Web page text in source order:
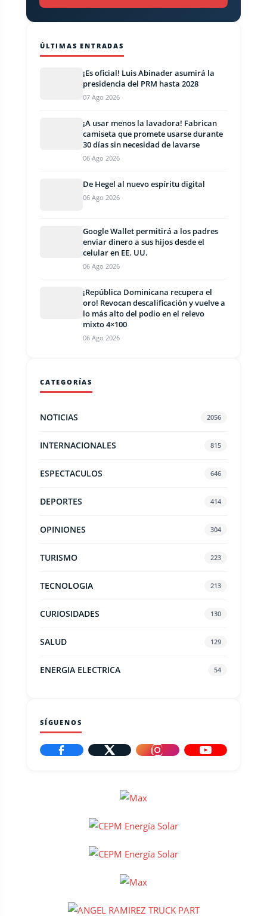
ÚLTIMAS ENTRADAS
¡Es oficial! Luis Abinader asumirá la
presidencia del PRM hasta 2028
07 Ago 2026
¡A usar menos la lavadora! Fabrican
camiseta que promete usarse durante
30 días sin necesidad de lavarse
06 Ago 2026
De Hegel al nuevo espíritu digital
06 Ago 2026
Google Wallet permitirá a los padres
enviar dinero a sus hijos desde el
celular en EE. UU.
06 Ago 2026
¡República Dominicana recupera el
oro! Revocan descalificación y vuelve a
lo más alto del podio en el relevo
mixto 4×100
06 Ago 2026
CATEGORÍAS
NOTICIAS 2056
INTERNACIONALES 815
ESPECTACULOS 646
DEPORTES 414
OPINIONES 304
TURISMO 223
TECNOLOGIA 213
CURIOSIDADES 130
SALUD 129
ENERGIA ELECTRICA 54
SÍGUENOS